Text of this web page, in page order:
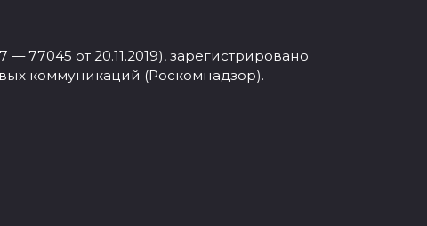
от 20.11.2019), зарегистрировано
коммуникаций (Роскомнадзор).